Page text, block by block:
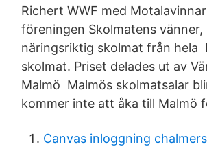
Richert WWF med
föreningen Skolmatens
näringsriktig skolmat från hela
skolmat. Priset delades ut av
Malmö Malmös skolmatsalar
kommer inte att åka till Malmö
Canvas inloggning chalmers